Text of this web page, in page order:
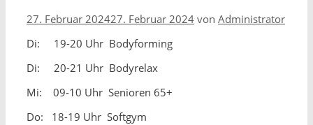
27. Februar 202427. Februar 2024 von Administrator
Di: 19-20 Uhr Bodyforming
Di: 20-21 Uhr Bodyrelax
Mi: 09-10 Uhr Senioren 65+
Do: 18-19 Uhr Softgym